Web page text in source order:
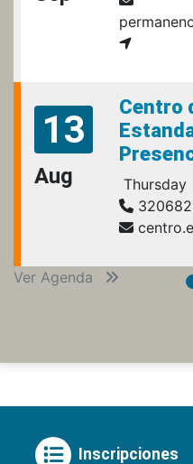
13
Aug
Centro
Thursday
Ver Agenda
Inscripciones